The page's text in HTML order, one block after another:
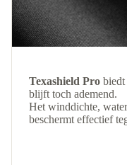
Texashield Pro biedt
blijft toch ademend.
Het winddichte,
beschermt effectief